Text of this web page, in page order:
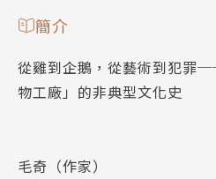
簡介
從雞到企鵝，從藝術到犯罪
物工廠」的非典型文化史
毛奇（作家）